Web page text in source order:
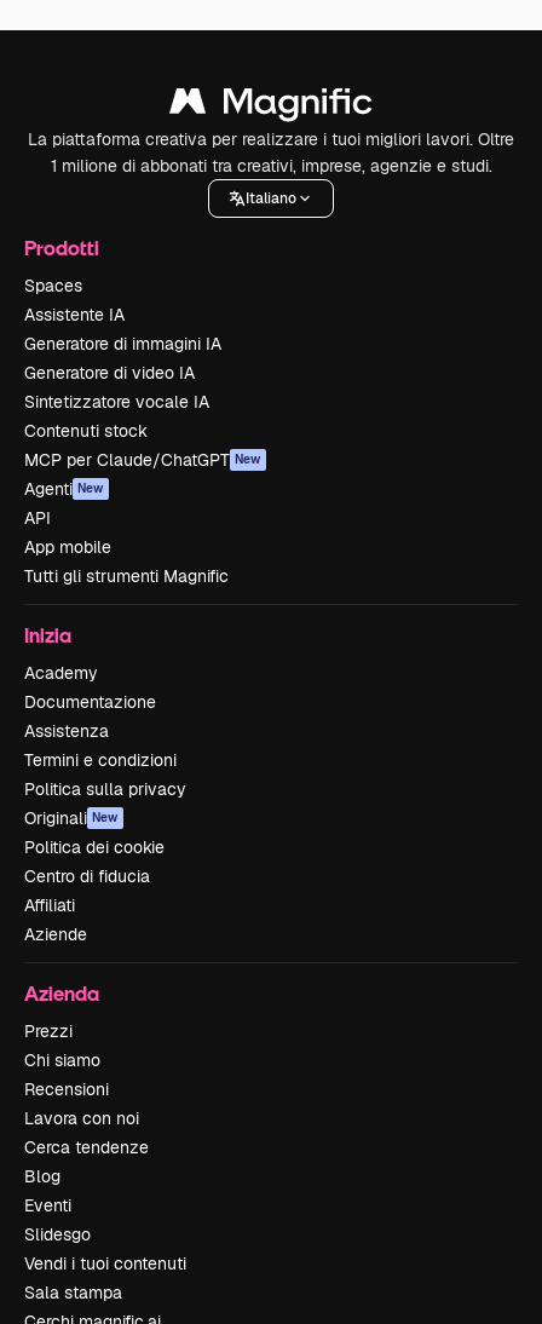
La piattaforma creativa per realizzare i tuoi migliori lavori. Oltre
1 milione di abbonati tra creativi, imprese, agenzie e studi.
Italiano
Prodotti
Spaces
Assistente IA
Generatore di immagini IA
Generatore di video IA
Sintetizzatore vocale IA
Contenuti stock
MCP per Claude/ChatGPT New
Agenti New
API
App mobile
Tutti gli strumenti Magnific
Inizia
Academy
Documentazione
Assistenza
Termini e condizioni
Politica sulla privacy
Originali New
Politica dei cookie
Centro di fiducia
Affiliati
Aziende
Azienda
Prezzi
Chi siamo
Recensioni
Lavora con noi
Cerca tendenze
Blog
Eventi
Slidesgo
Vendi i tuoi contenuti
Sala stampa